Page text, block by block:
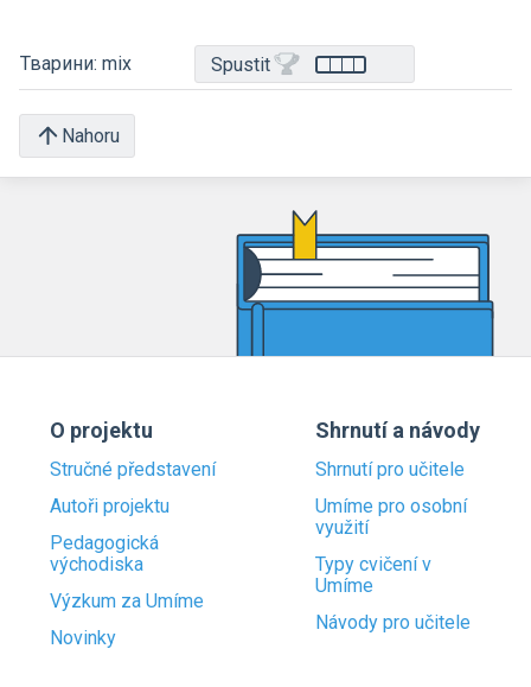
Тварини: mix Spustit
Nahoru
O projektu
Stručné představení
Autoři projektu
Pedagogická
východiska
Výzkum za Umíme
Novinky
Shrnutí a návody
Shrnutí pro učitele
Umíme pro osobní
využití
Typy cvičení v
Umíme
Návody pro učitele